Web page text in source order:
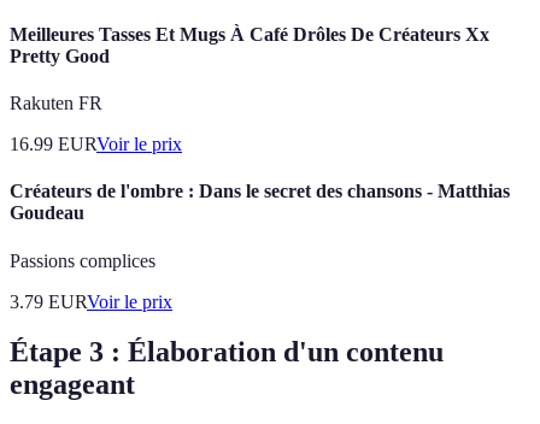
Meilleures Tasses Et Mugs À Café Drôles De Créateurs Xx
Pretty Good
Rakuten FR
16.99 EURVoir le prix
Créateurs de l'ombre : Dans le secret des chansons - Matthias
Goudeau
Passions complices
3.79 EURVoir le prix
Étape 3 : Élaboration d'un contenu
engageant